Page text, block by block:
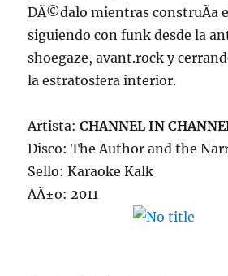
DÃ©dalo mientras construÃ­a
siguiendo con funk desde la
shoegaze, avant.rock y
la estratosfera interior.
Artista:CHANNEL IN
Disco: The Author and the
Sello: Karaoke Kalk
AÃ±o: 2011